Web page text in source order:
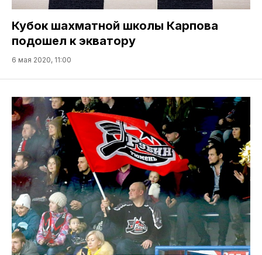
Кубок шахматной школы Карпова
подошел к экватору
6 мая 2020, 11:00